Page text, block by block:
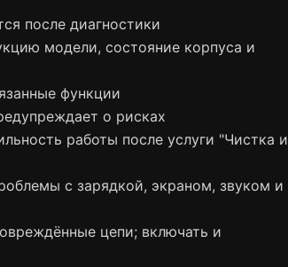
после диагностики
модели, состояние корпуса и
функции
о рисках
работы после услуги "Чистка и
с зарядкой, экраном, звуком и
цепи; включать и